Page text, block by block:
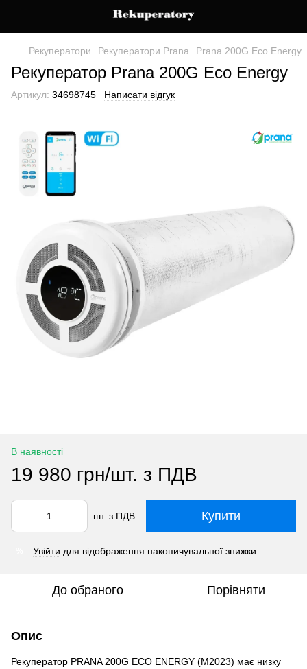
Рекуператори Рекуператори Prana Prana 200G Eco Energy
Рекуператор Prana 200G Eco Energy
Артикул: 34698745 Написати відгук
В наявності
19 980 грн/шт. з ПДВ
шт. з ПДВ Купити
Увійти для відображення накопичувальної знижки
До обраного Порівняти
Опис
Рекуператор PRANA 200G ECO ENERGY (M2023) має низку